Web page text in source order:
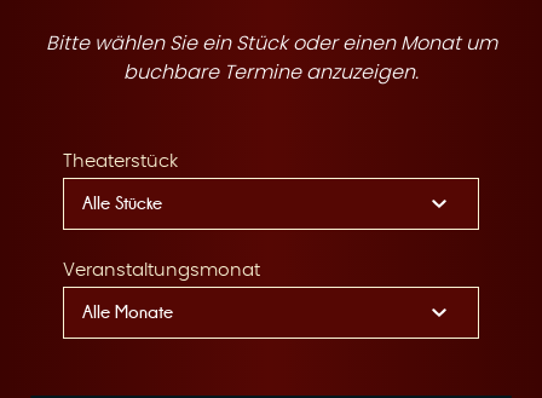
e
Bitte wählen Sie ein Stück oder einen Monat um
buchbare Termine anzuzeigen.
Theaterstück
Veranstaltungsmonat